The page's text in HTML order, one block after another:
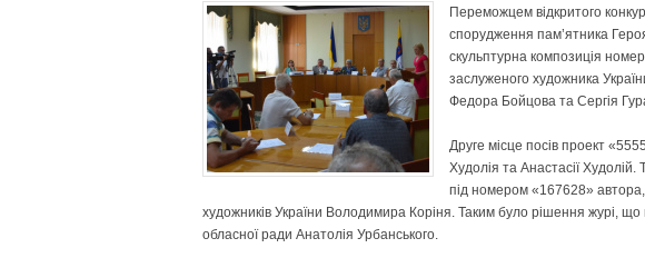
Переможцем відкритого
спорудження пам’ятника
скульптурна композиція
заслуженого художника
Федора Бойцова та Сергія
Друге місце посів проект
Худолія та Анастасії
під номером «167628» автора,
художників України Володимира Корі­­­­ня. Та­ким­­ було рішення журі,
обласної ради Анатолія Урбанського.